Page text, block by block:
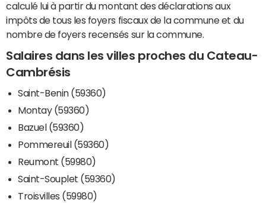
calculé lui à partir du montant des déclarations aux
impôts de tous les foyers fiscaux de la commune et du
nombre de foyers recensés sur la commune.
Salaires dans les villes proches du Cateau-
Cambrésis
Saint-Benin (59360)
Montay (59360)
Bazuel (59360)
Pommereuil (59360)
Reumont (59980)
Saint-Souplet (59360)
Troisvilles (59980)